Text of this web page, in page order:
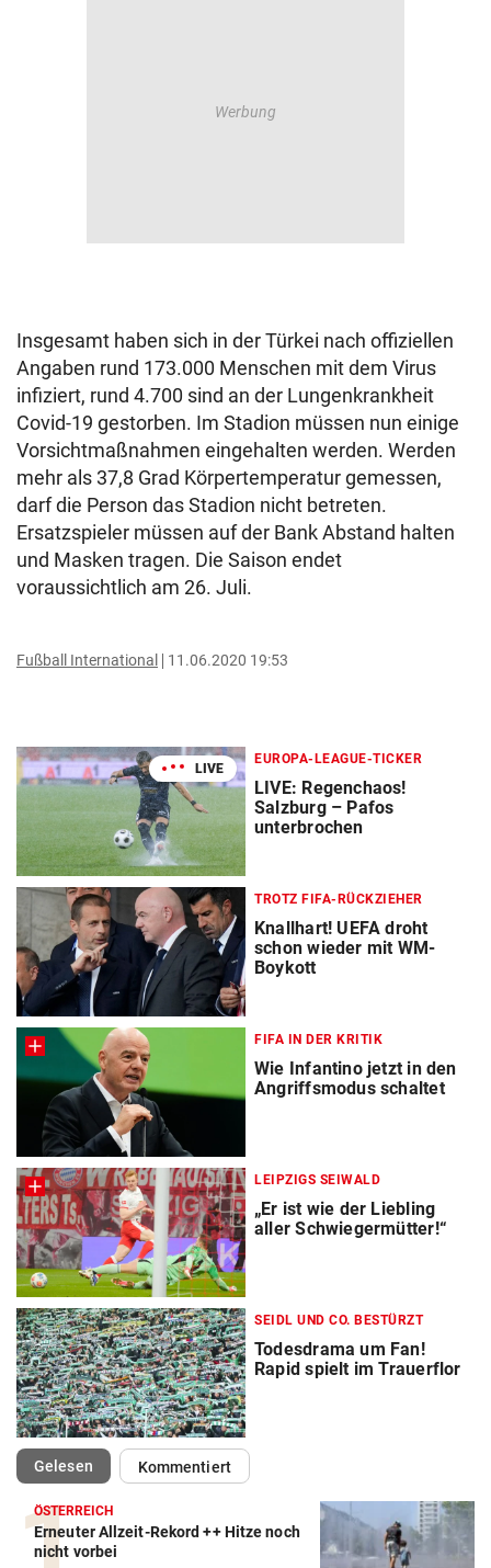
Insgesamt haben sich in der Türkei nach offiziellen
Angaben rund 173.000 Menschen mit dem Virus
infiziert, rund 4.700 sind an der Lungenkrankheit
Covid-19 gestorben. Im Stadion müssen nun einige
Vorsichtmaßnahmen eingehalten werden. Werden
mehr als 37,8 Grad Körpertemperatur gemessen,
darf die Person das Stadion nicht betreten.
Ersatzspieler müssen auf der Bank Abstand halten
und Masken tragen. Die Saison endet
voraussichtlich am 26. Juli.
Fußball International 11.06.2020 19:53
LIVE
EUROPA-LEAGUE-TICKER
LIVE: Regenchaos!
Salzburg – Pafos
unterbrochen
TROTZ FIFA-RÜCKZIEHER
Knallhart! UEFA droht
schon wieder mit WM-
Boykott
FIFA IN DER KRITIK
Wie Infantino jetzt in den
Angriffsmodus schaltet
LEIPZIGS SEIWALD
„Er ist wie der Liebling
aller Schwiegermütter!“
SEIDL UND CO. BESTÜRZT
Todesdrama um Fan!
Rapid spielt im Trauerflor
Gelesen(ausgewählt)Kommentiert
ÖSTERREICH
Erneuter Allzeit-Rekord ++ Hitze noch
nicht vorbei